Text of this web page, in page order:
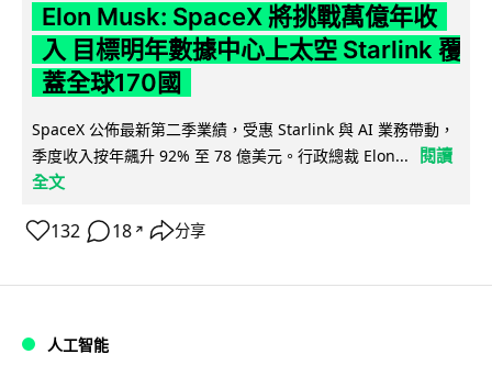
Elon Musk: SpaceX 將挑戰萬億年收
入 目標明年數據中心上太空 Starlink 覆
蓋全球170國
SpaceX 公佈最新第二季業績，受惠 Starlink 與 AI 業務帶動，
季度收入按年飆升 92% 至 78 億美元。行政總裁 Elon...
閱讀
全文
132 18 ↗ 分享
人工智能